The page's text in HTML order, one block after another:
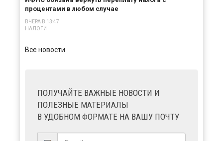
процентами в любом случае
ВЧЕРА В 13:47
НАЛОГИ
Все новости
ПОЛУЧАЙТЕ ВАЖНЫЕ НОВОСТИ И
ПОЛЕЗНЫЕ МАТЕРИАЛЫ
В УДОБНОМ ФОРМАТЕ НА ВАШУ ПОЧТУ